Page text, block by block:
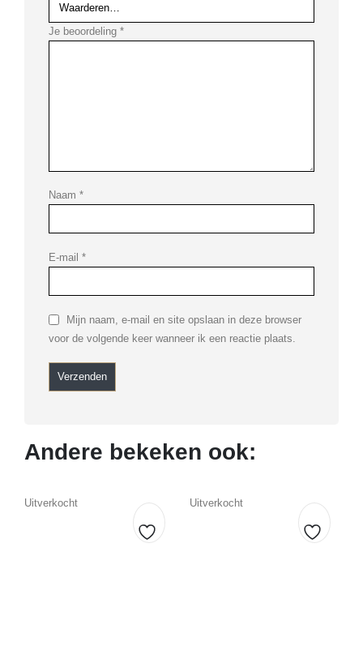
Je beoordeling *
Naam *
E-mail *
Mijn naam, e-mail en site opslaan in deze browser
voor de volgende keer wanneer ik een reactie plaats.
Andere bekeken ook:
Uitverkocht Uitverkocht